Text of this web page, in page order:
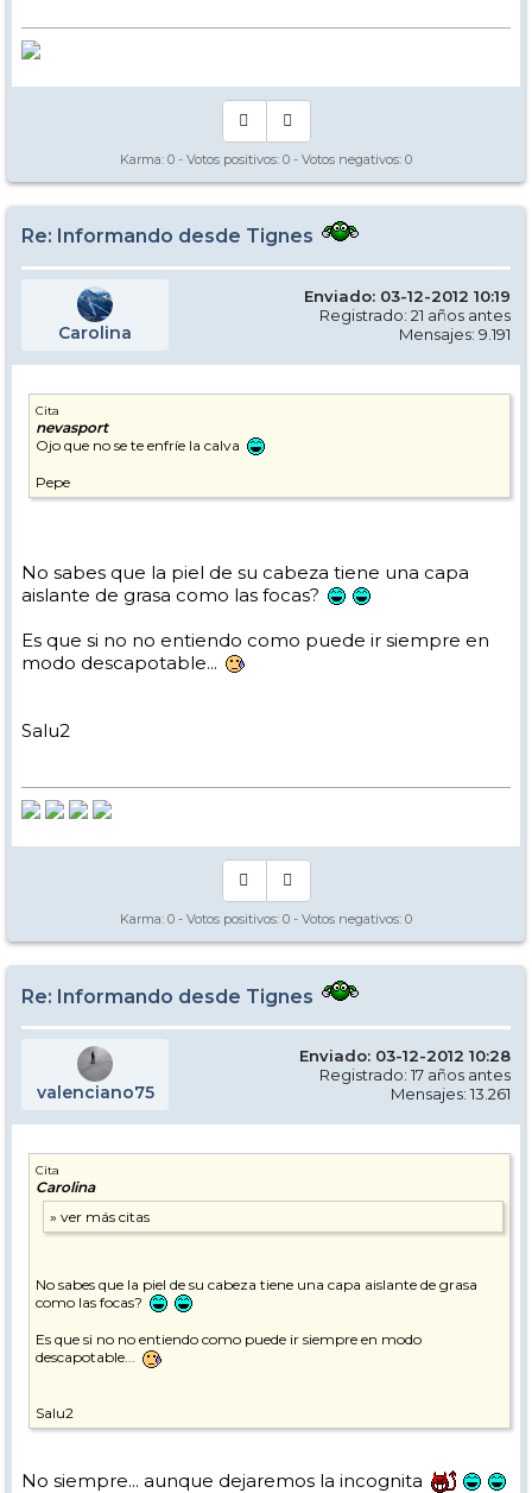
Karma: 0 - Votos positivos: 0 - Votos negativos: 0
Re: Informando desde Tignes
Carolina
Enviado: 03-12-2012 10:19
Registrado: 21 años antes
Mensajes: 9.191
Cita
nevasport
Ojo que no se te enfríe la calva
Pepe
No sabes que la piel de su cabeza tiene una capa
aislante de grasa como las focas?
Es que si no no entiendo como puede ir siempre en
modo descapotable...
Salu2
Karma: 0 - Votos positivos: 0 - Votos negativos: 0
Re: Informando desde Tignes
valenciano75
Enviado: 03-12-2012 10:28
Registrado: 17 años antes
Mensajes: 13.261
Cita
Carolina
No sabes que la piel de su cabeza tiene una capa aislante de grasa
como las focas?
Es que si no no entiendo como puede ir siempre en modo
descapotable...
Salu2
No siempre... aunque dejaremos la incognita